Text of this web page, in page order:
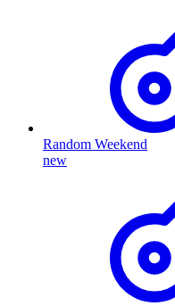
Random Weekend
new